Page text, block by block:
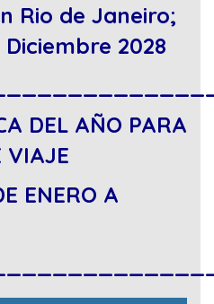
Rio de Janeiro;
Diciembre 2028
DEL AÑO PARA
VIAJE
ENERO A